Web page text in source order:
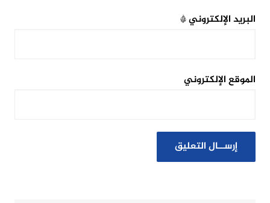
البريد الإلكتروني*
الموقع الإلكتروني